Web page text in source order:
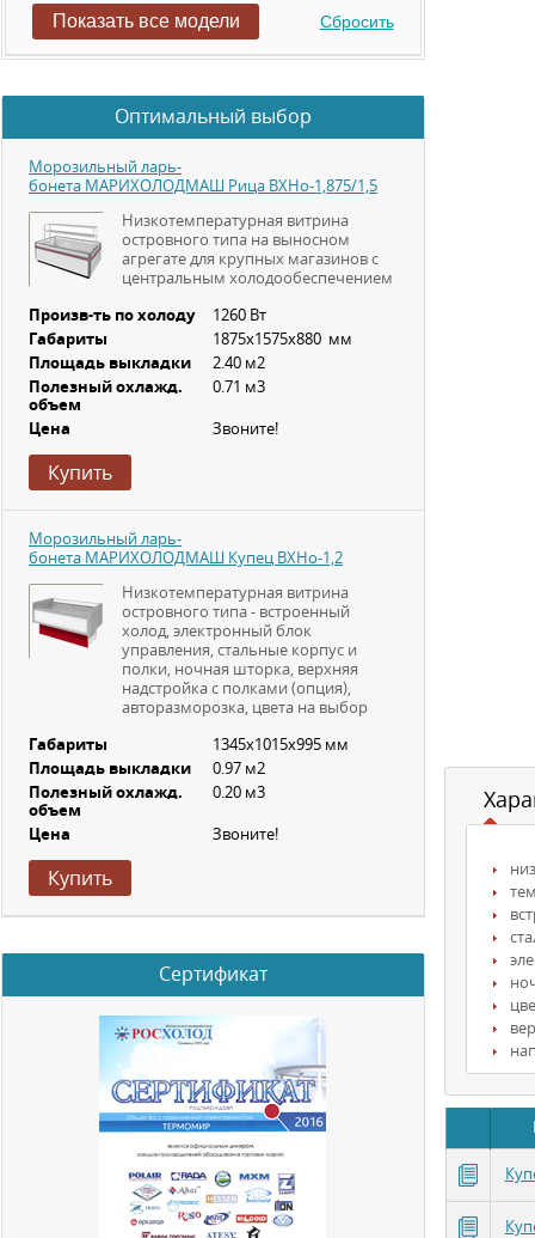
Показать все модели Сбросить
Оптимальный выбор
Морозильный ларь-
бонета МАРИХОЛОДМАШ Рица ВХНо-1,875/1,5
Низкотемпературная витрина
островного типа на выносном
агрегате для крупных магазинов с
центральным холодообеспечением
Произв-ть по холоду 1260 Вт
Габариты 1875х1575х880 мм
Площадь выкладки 2.40 м2
Полезный охлажд.
объем
0.71 м3
Цена Звоните!
Купить
Морозильный ларь-
бонета МАРИХОЛОДМАШ Купец ВХНо-1,2
Низкотемпературная витрина
островного типа - встроенный
холод, электронный блок
управления, стальные корпус и
полки, ночная шторка, верхняя
надстройка с полками (опция),
авторазморозка, цвета на выбор
Габариты 1345х1015х995 мм
Площадь выкладки 0.97 м2
Полезный охлажд.
объем
0.20 м3
Цена Звоните!
Купить
Сертификат